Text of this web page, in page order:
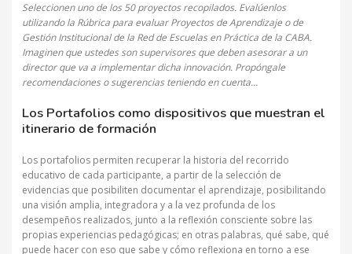
Seleccionen uno de los 50 proyectos recopilados. Evalúenlos
utilizando la Rúbrica para evaluar Proyectos de Aprendizaje o de
Gestión Institucional de la Red de Escuelas en Práctica de la CABA.
Imaginen que ustedes son supervisores que deben asesorar a un
director que va a implementar dicha innovación. Propóngale
recomendaciones o sugerencias teniendo en cuenta…
Los Portafolios como dispositivos que muestran el
itinerario de formación
Los portafolios permiten recuperar la historia del recorrido
educativo de cada participante, a partir de la selección de
evidencias que posibiliten documentar el aprendizaje, posibilitando
una visión amplia, integradora y a la vez profunda de los
desempeños realizados, junto a la reflexión consciente sobre las
propias experiencias pedagógicas; en otras palabras, qué sabe, qué
puede hacer con eso que sabe y cómo reflexiona en torno a ese